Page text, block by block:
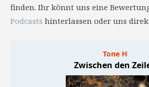
finden. Ihr könnt uns eine
Podcasts hinterlassen oder uns